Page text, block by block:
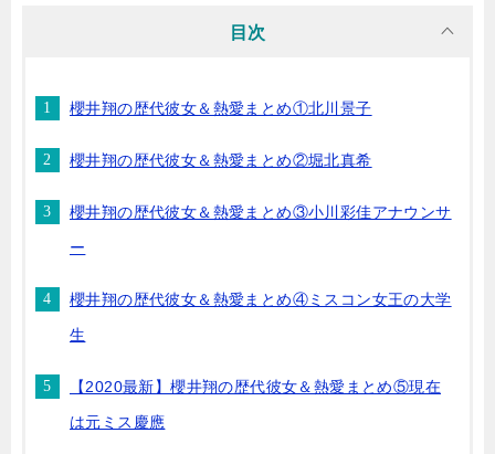
目次
櫻井翔の歴代彼女＆熱愛まとめ①北川景子
櫻井翔の歴代彼女＆熱愛まとめ②堀北真希
櫻井翔の歴代彼女＆熱愛まとめ③小川彩佳アナウンサ
ー
櫻井翔の歴代彼女＆熱愛まとめ④ミスコン女王の大学
生
【2020最新】櫻井翔の歴代彼女＆熱愛まとめ⑤現在
は元ミス慶應